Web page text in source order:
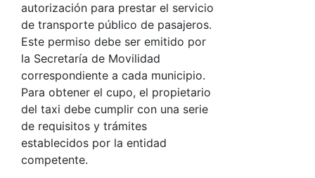
autorización para prestar el servicio
de transporte público de pasajeros.
Este permiso debe ser emitido por
la Secretaría de Movilidad
correspondiente a cada municipio.
Para obtener el cupo, el propietario
del taxi debe cumplir con una serie
de requisitos y trámites
establecidos por la entidad
competente.